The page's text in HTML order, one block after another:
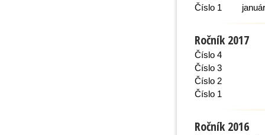
Číslo 1
Ročník 2017
Číslo 4
Číslo 3
Číslo 2
Číslo 1
Ročník 2016